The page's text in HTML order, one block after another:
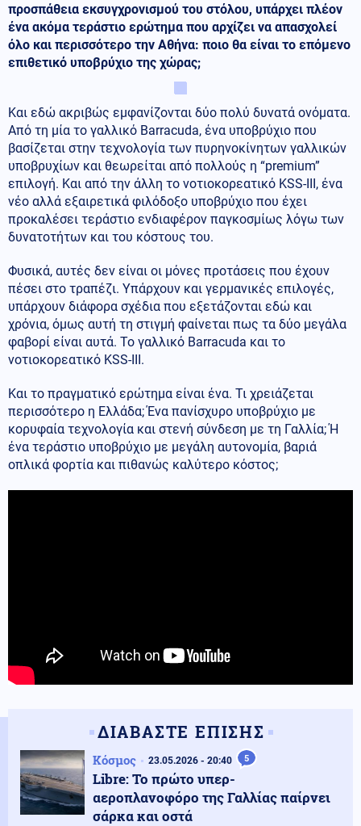
προσπάθεια εκσυγχρονισμού του στόλου, υπάρχει πλέον
ένα ακόμα τεράστιο ερώτημα που αρχίζει να απασχολεί
όλο και περισσότερο την Αθήνα: ποιο θα είναι το επόμενο
επιθετικό υποβρύχιο της χώρας;
Και εδώ ακριβώς εμφανίζονται δύο πολύ δυνατά ονόματα.
Από τη μία το γαλλικό Barracuda, ένα υποβρύχιο που
βασίζεται στην τεχνολογία των πυρηνοκίνητων γαλλικών
υποβρυχίων και θεωρείται από πολλούς η “premium”
επιλογή. Και από την άλλη το νοτιοκορεατικό KSS-III, ένα
νέο αλλά εξαιρετικά φιλόδοξο υποβρύχιο που έχει
προκαλέσει τεράστιο ενδιαφέρον παγκοσμίως λόγω των
δυνατοτήτων και του κόστους του.
Φυσικά, αυτές δεν είναι οι μόνες προτάσεις που έχουν
πέσει στο τραπέζι. Υπάρχουν και γερμανικές επιλογές,
υπάρχουν διάφορα σχέδια που εξετάζονται εδώ και
χρόνια, όμως αυτή τη στιγμή φαίνεται πως τα δύο μεγάλα
φαβορί είναι αυτά. Το γαλλικό Barracuda και το
νοτιοκορεατικό KSS-III.
Και το πραγματικό ερώτημα είναι ένα. Τι χρειάζεται
περισσότερο η Ελλάδα; Ένα πανίσχυρο υποβρύχιο με
κορυφαία τεχνολογία και στενή σύνδεση με τη Γαλλία; Ή
ένα τεράστιο υποβρύχιο με μεγάλη αυτονομία, βαριά
οπλικά φορτία και πιθανώς καλύτερο κόστος;
ΔΙΑΒΑΣΤΕ ΕΠΙΣΗΣ
Κόσμος 23.05.2026 - 20:40 5
Libre: Το πρώτο υπερ-
αεροπλανοφόρο της Γαλλίας παίρνει
σάρκα και οστά